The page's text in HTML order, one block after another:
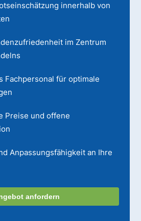
innerhalb von
im Zentrum
Fachpersonal für optimale
Preise und offene
Anpassungsfähigkeit an Ihre
anfordern